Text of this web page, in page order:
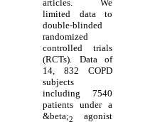
articles. We
limited data to
double-blinded
randomized
controlled trials
(RCTs). Data of
14, 832 COPD
subjects
including 7540
patients under a
&beta;
agonist